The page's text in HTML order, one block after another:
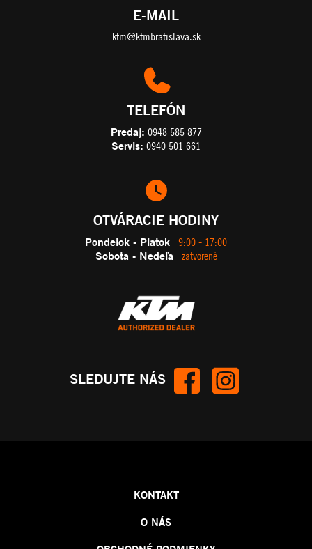
E-MAIL
ktm@ktmbratislava.sk
TELEFÓN
Predaj: 0948 585 877
Servis: 0940 501 661
OTVÁRACIE HODINY
Pondelok - Piatok 9:00 - 17:00
Sobota - Nedeľa zatvorené
SLEDUJTE NÁS
KONTAKT
O NÁS